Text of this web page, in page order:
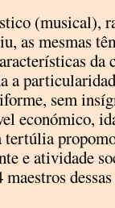
(musical),
as mesmas
da
sem
económico,
tertúlia
e atividade